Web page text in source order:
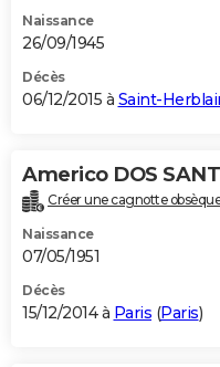
Naissance
26/09/1945
Décès
06/12/2015 à Saint-
Americo DOS
Créer une cagnotte
Naissance
07/05/1951
Décès
15/12/2014 à Paris (Paris)